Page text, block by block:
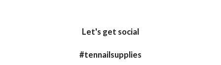
Let's get social
#tennailsupplies